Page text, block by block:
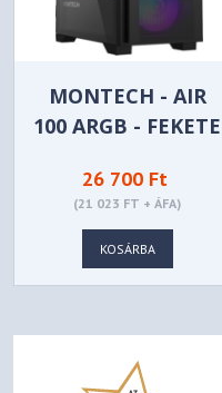
MONTECH - AIR
100 ARGB - FEKETE
26 700 Ft
(21 023 FT + ÁFA)
KOSÁRBA